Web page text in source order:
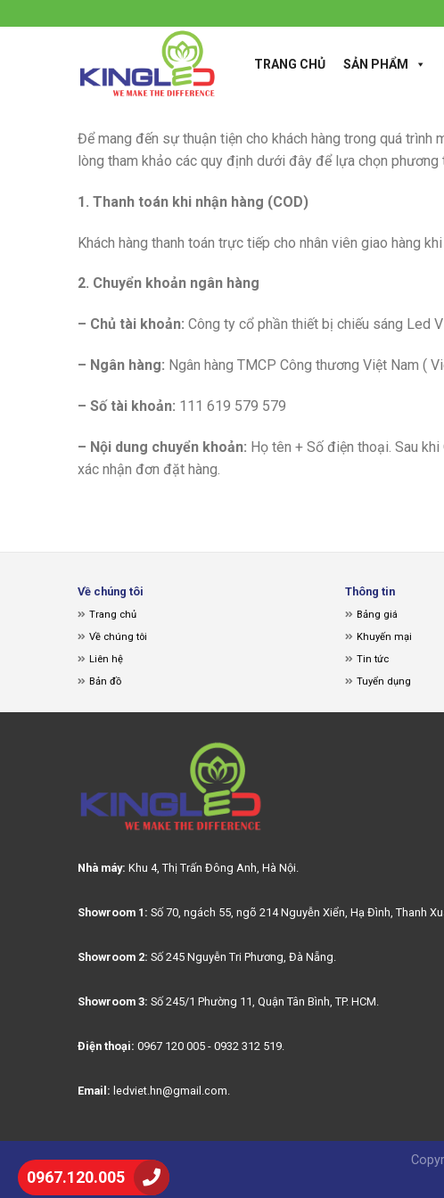
to
TRANG CHỦ SẢN PHẨM
Để mang đến sự thuận tiện cho khách hàng trong quá trình
lòng tham khảo các quy định dưới đây để lựa chọn phương
1. Thanh toán khi nhận hàng (COD)
Khách hàng thanh toán trực tiếp cho nhân viên giao hàng
2. Chuyển khoản ngân hàng
– Chủ tài khoản: Công ty cổ phần thiết bị chiếu sáng Led
– Ngân hàng: Ngân hàng TMCP Công thương Việt Nam (
– Số tài khoản: 111 619 579 579
– Nội dung chuyển khoản: Họ tên + Số điện thoại. Sau
xác nhận đơn đặt hàng.
Về chúng tôi
Trang chủ
Về chúng tôi
Liên hệ
Bản đồ
Thông tin
Bảng giá
Khuyến mại
Tin tức
Tuyển dụng
Nhà máy: Khu 4, Thị Trấn Đông Anh, Hà Nội.
Showroom 1: Số 70, ngách 55, ngõ 214 Nguyễn Xiển, Hạ Đình, Thanh
Showroom 2: Số 245 Nguyễn Tri Phương, Đà Nẵng.
Showroom 3: Số 245/1 Phường 11, Quận Tân Bình, TP. HCM.
Điện thoại: 0967 120 005 - 0932 312 519.
Email: ledviet.hn@gmail.com.
0967.120.005